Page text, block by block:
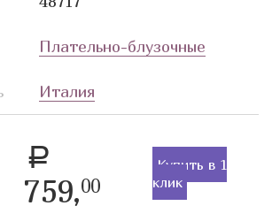
Плательно-блузочные
Италия
a
759,00
Купить в 1
клик